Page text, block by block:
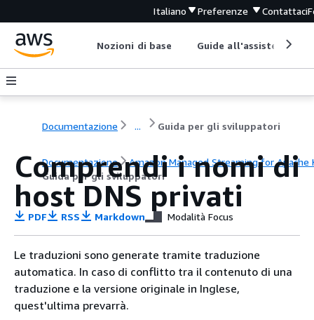
Italiano Preferenze Contattaci
Nozioni di base Guide all'assistenza
Documentazione ... Guida per gli sviluppatori
Documentazione
Amazon Managed Streaming for Apache
Guida per gli sviluppatori
Comprendi i nomi di
host DNS privati
PDF RSS Markdown Modalità Focus
Le traduzioni sono generate tramite traduzione
automatica. In caso di conflitto tra il contenuto di una
traduzione e la versione originale in Inglese,
quest'ultima prevarrà.